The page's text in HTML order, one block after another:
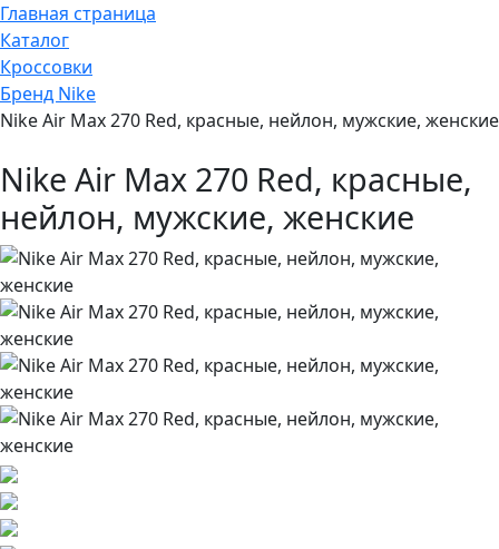
Главная страница
Каталог
Кроссовки
Бренд Nike
Nike Air Max 270 Red, красные, нейлон, мужские, женские
Nike Air Max 270 Red, красные,
нейлон, мужские, женские